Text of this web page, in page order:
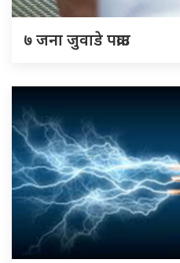
७ जना जुवाडे पक्राउ